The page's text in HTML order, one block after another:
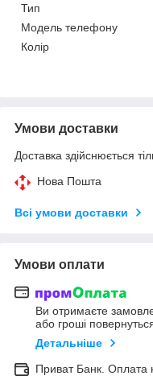
Тип
Модель телефону
Колір
Умови доставки
Доставка здійснюється
Нова Пошта
Всі умови доставки
Умови оплати
Ви отримаєте
або гроші
Детальніше
Приват Банк.